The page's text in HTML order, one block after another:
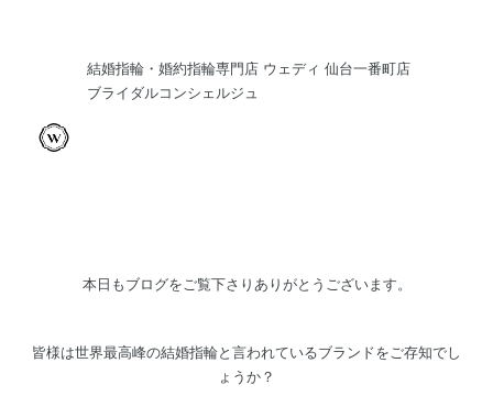
結婚指輪・婚約指輪専門店 ウェディ 仙台一番町店
ブライダルコンシェルジュ
本日もブログをご覧下さりありがとうございます。
皆様は世界最高峰の結婚指輪と言われているブランドをご存知でし
ょうか？